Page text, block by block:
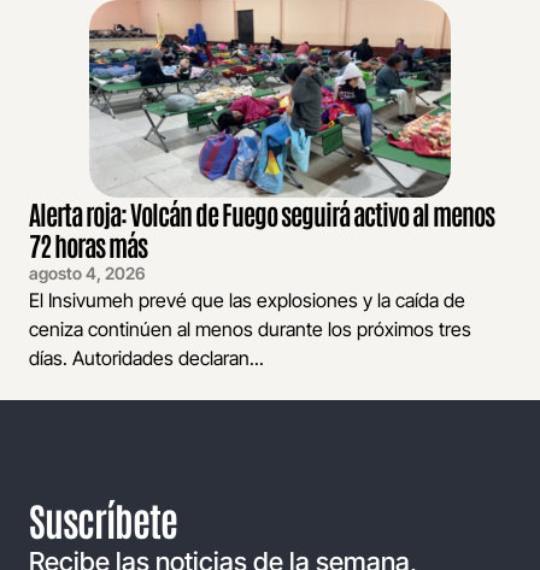
Alerta roja: Volcán de Fuego seguirá activo al menos
72 horas más
agosto 4, 2026
El Insivumeh prevé que las explosiones y la caída de
ceniza continúen al menos durante los próximos tres
días. Autoridades declaran...
Suscríbete
Recibe las noticias de la semana,